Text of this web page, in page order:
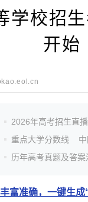
学校招
开始
2026年高考招生直
重点大学分数线
历年高考真题及答案
富准确，一键生成